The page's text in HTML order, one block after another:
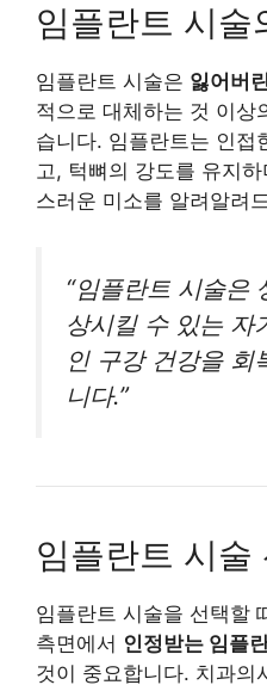
임플란트 시술
임플란트 시술은 잃어버
적으로 대체하는 것 이상
습니다. 임플란트는 인접
고, 턱뼈의 강도를 유지
스러운 미소를 알려알려
“임플란트 시술은
상시킬 수 있는 자
인 구강 건강을 회
니다.”
임플란트 시술
임플란트 시술을 선택할
측면에서 인정받는 임플
것이 중요합니다. 치과의